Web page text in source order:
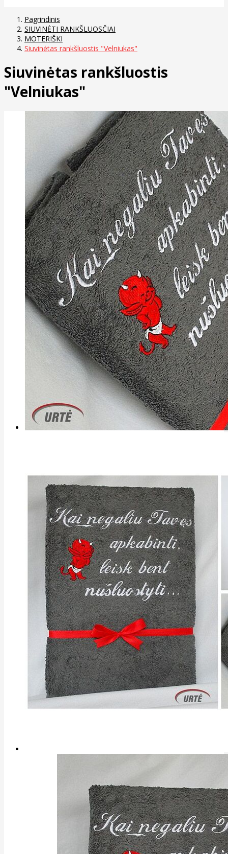
Pagrindinis
SIUVINĖTI RANKŠLUOSČIAI
MOTERIŠKI
Siuvinėtas rankšluostis "Velniukas"
Siuvinėtas rankšluostis
"Velniukas"